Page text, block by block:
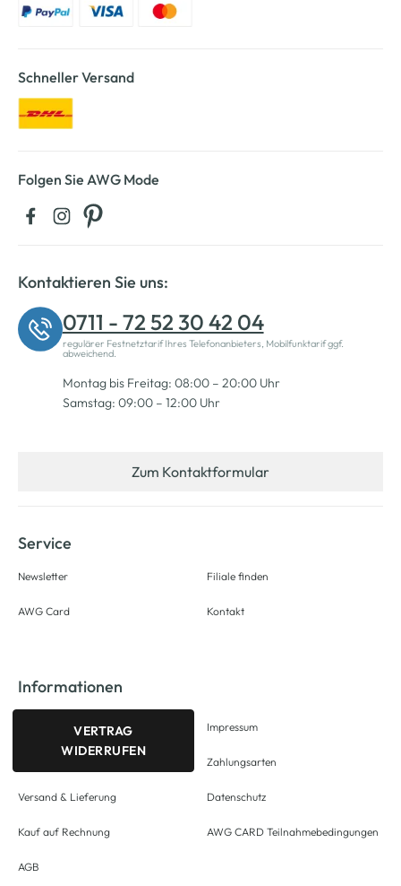
Schneller Versand
Folgen Sie AWG Mode
Kontaktieren Sie uns:
0711 - 72 52 30 42 04
regulärer Festnetztarif Ihres Telefonanbieters, Mobilfunktarif ggf.
abweichend.
Montag bis Freitag: 08:00 – 20:00 Uhr
Samstag: 09:00 – 12:00 Uhr
Zum Kontaktformular
Service
Newsletter
AWG Card
Filiale finden
Kontakt
Informationen
VERTRAG
WIDERRUFEN
Versand & Lieferung
Kauf auf Rechnung
AGB
Impressum
Zahlungsarten
Datenschutz
AWG CARD Teilnahmebedingungen